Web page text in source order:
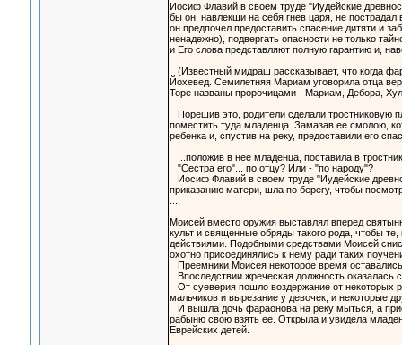
Иосиф Флавий в своем труде "Иудейские
бы он, навлекши на себя гнев царя, не
он предпочел предоставить спасение дитяти и
ненадежно), подвергать опасности не только
и Его слова представляют полную гарантию и,
(Известный мидраш рассказывает, что когда
Йохевед. Семилетняя Мариам уговорила отца
Торе названы пророчицами - Мариам, Дебора,
Порешив это, родители сделали тростниковую
поместить туда младенца. Замазав ее смолою,
ребенка и, спустив на реку, предоставили его
...положив в нее младенца, поставила в
"Сестра его"... по отцу? Или - "по народу"?
Иосиф Флавий в своем труде "Иудейские
приказанию матери, шла по берегу, чтобы
Моисей вместо оружия выставлял вперед
культ и священные обряды такого рода, чтобы
действиями. Подобными средствами Моисей
охотно присоединялись к нему ради таких
Преемники Моисея некоторое время
Впоследствии жреческая должность
От суеверия пошло воздержание от некоторых
мальчиков и вырезание у девочек, и некоторые
И вышла дочь фараонова на реку мыться, а
рабыню свою взять ее. Открыла и увидела
Еврейских детей.